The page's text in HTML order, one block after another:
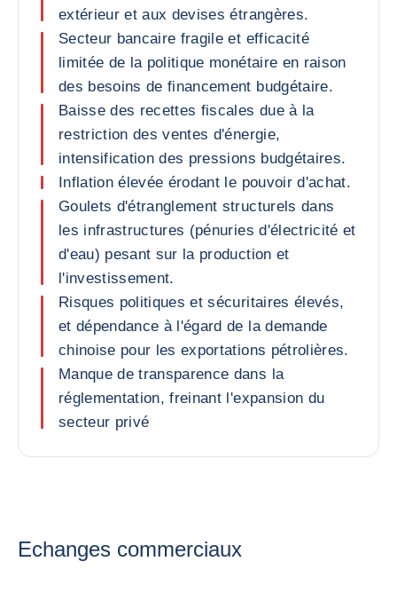
extérieur et aux devises étrangères.
Secteur bancaire fragile et efficacité
limitée de la politique monétaire en raison
des besoins de financement budgétaire.
Baisse des recettes fiscales due à la
restriction des ventes d'énergie,
intensification des pressions budgétaires.
Inflation élevée érodant le pouvoir d'achat.
Goulets d'étranglement structurels dans
les infrastructures (pénuries d'électricité et
d'eau) pesant sur la production et
l'investissement.
Risques politiques et sécuritaires élevés,
et dépendance à l'égard de la demande
chinoise pour les exportations pétrolières.
Manque de transparence dans la
réglementation, freinant l'expansion du
secteur privé
Echanges commerciaux